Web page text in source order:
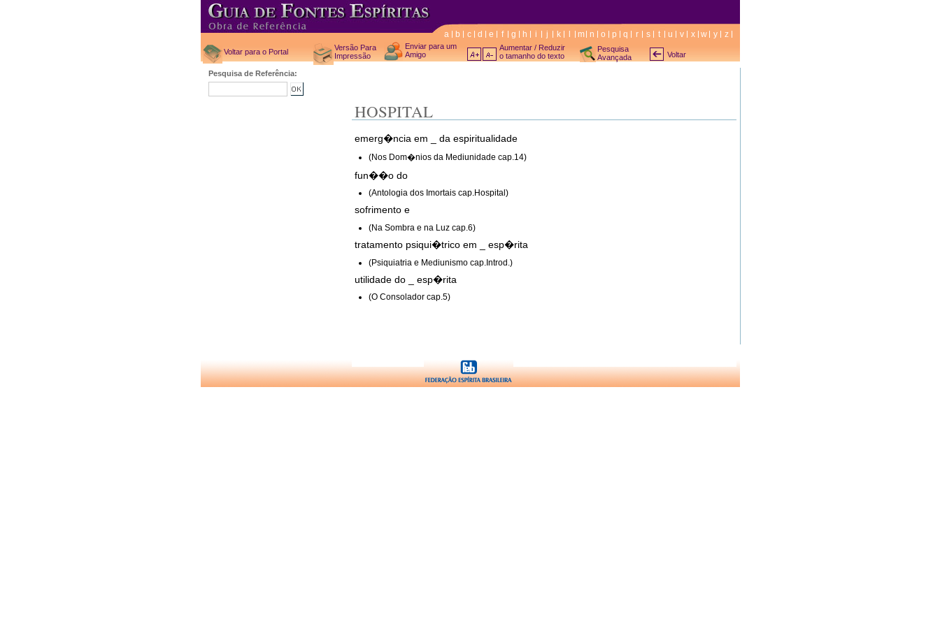
a b c d e f g h i j k m n o p q r s t u v x w y z
Voltar para o Portal
Versão Para
Impressão
Enviar para um
Amigo
Aumentar / Reduzir
o tamanho do texto
Pesquisa
Avançada
Voltar
Pesquisa de Referência:
HOSPITAL
emerg�ncia em _ da espiritualidade
(Nos Dom�nios da Mediunidade cap.14)
fun��o do
(Antologia dos Imortais cap.Hospital)
sofrimento e
(Na Sombra e na Luz cap.6)
tratamento psiqui�trico em _ esp�rita
(Psiquiatria e Mediunismo cap.Introd.)
utilidade do _ esp�rita
(O Consolador cap.5)